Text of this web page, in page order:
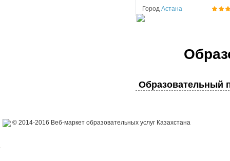
Город Астана
Образовательный
© 2014-2016 Веб-маркет образовательных услуг Казахстана